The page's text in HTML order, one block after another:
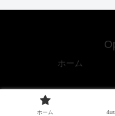
ホーム
Copyright © 2016-
ホーム